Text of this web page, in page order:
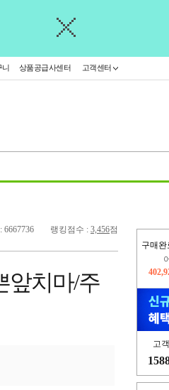
니 상품공급사센터 고객센터
구매완
오
고
6667736 랭킹점수 : 3,456점
앞치마/주